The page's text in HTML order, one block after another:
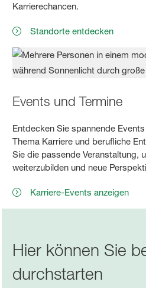
Karrierechancen.
Standorte entdecken
Events und Termine
Entdecken Sie spannende
Thema Karriere und berufliche
Sie die passende Veranstaltung,
weiterzubilden und neue
Karriere-Events anzeigen
Hier können Sie
durchstarten